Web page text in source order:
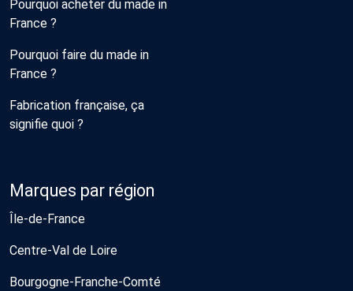
Pourquoi acheter du made in
France ?
Pourquoi faire du made in
France ?
Fabrication française, ça
signifie quoi ?
Marques par région
Île-de-France
Centre-Val de Loire
Bourgogne-Franche-Comté